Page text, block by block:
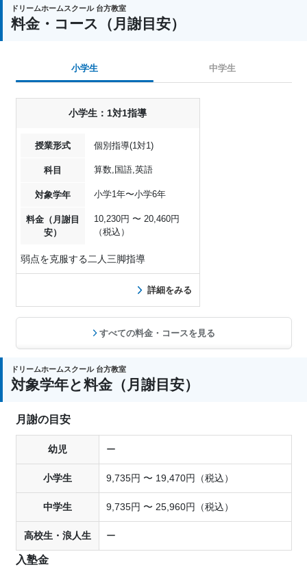
ドリームホームスクール 台方教室
料金・コース（月謝目安）
小学生 中学生
小学生：1対1指導
授業形式 個別指導(1対1)
科目 算数,国語,英語
対象学年 小学1年〜小学6年
料金（月謝目
安）
10,230円 〜 20,460円
（税込）
弱点を克服する二人三脚指導
詳細をみる
すべての料金・コースを見る
ドリームホームスクール 台方教室
対象学年と料金（月謝目安）
月謝の目安
幼児 ー
小学生 9,735円 〜 19,470円（税込）
中学生 9,735円 〜 25,960円（税込）
高校生・浪人生 ー
入塾金